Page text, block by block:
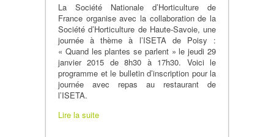
La Société Nationale d’Horticulture de
France organise avec la collaboration de la
Société d’Horticulture de Haute-Savoie, une
journée à thème à l’ISETA de Poisy :
« Quand les plantes se parlent » le jeudi 29
janvier 2015 de 8h30 à 17h30. Voici le
programme et le bulletin d’inscription pour la
journée avec repas au restaurant de
l’ISETA.
Lire la suite